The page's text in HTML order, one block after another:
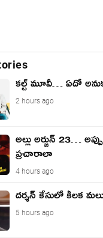
కల్ట్ మూవీ… ఏదో
2 hours ago
అల్లు అర్జున్ 23…
ప్రచారాలా
4 hours ago
దర్శన్ కేసులో కీలక
5 hours ago